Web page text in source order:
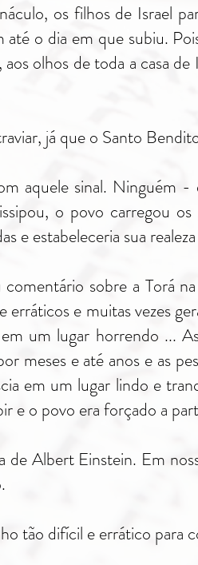
os filhos de Israel
até o dia em que subiu.
olhos de toda a casa
já que o Santo
aquele sinal. Ninguém
o povo carregou
e estabeleceria sua
sobre a Torá
e muitas vezes
um lugar horrendo ...
meses e até anos e as
em um lugar lindo e
e o povo era forçado a
Albert Einstein. Em
tão difícil e errático para